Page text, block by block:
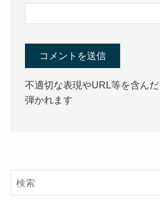
不適切な表現やURL等を含ん
弾かれます